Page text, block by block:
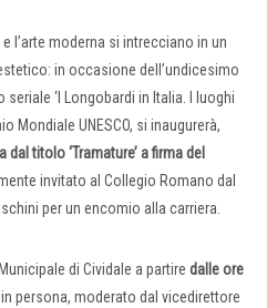
l’arte moderna si intrecciano in un
in occasione dell’undicesimo
‘I Longobardi in Italia. I luoghi
Mondiale UNESCO, si inaugurerà,
dal titolo ‘Tramature’ a firma del
invitato al Collegio Romano dal
per un encomio alla carriera.
di Cividale a partire dalle ore
persona, moderato dal vicedirettore